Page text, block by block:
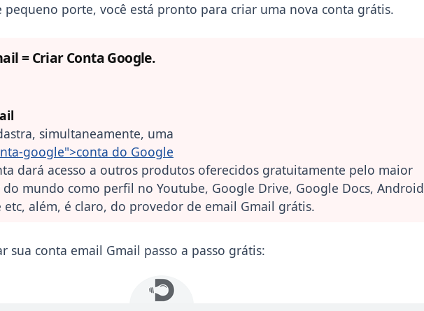
pequeno porte, você está pronto para criar uma nova conta grátis.
= Criar Conta Google.
simultaneamente, uma
google">conta do Google
dará acesso a outros produtos oferecidos gratuitamente pelo maior
do mundo como perfil no Youtube, Google Drive, Google Docs, Android
etc, além, é claro, do provedor de email Gmail grátis.
sua conta email Gmail passo a passo grátis: